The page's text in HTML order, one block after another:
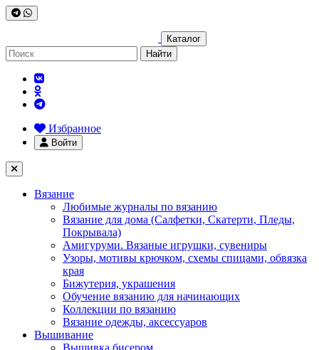
Каталог
Найти
Избранное
Войти
Вязание
Любимые журналы по вязанию
Вязание для дома (Салфетки, Скатерти, Пледы,
Покрывала)
Амигуруми. Вязаные игрушки, сувениры
Узоры, мотивы крючком, схемы спицами, обвязка
края
Бижутерия, украшения
Обучение вязанию для начинающих
Коллекции по вязанию
Вязание одежды, аксессуаров
Вышивание
Вышивка бисером